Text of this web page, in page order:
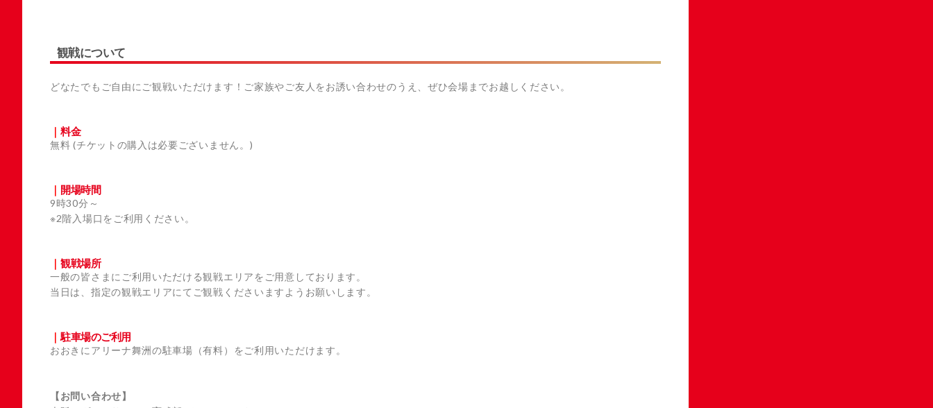
観戦について
どなたでもご自由にご観戦いただけます！ご家族やご友人をお誘い合わせのうえ、ぜひ会場までお越しください。
料金
無料 (チケットの購入は必要ございません。)
開場時間
9時30分～
※2階入場口をご利用ください。
観戦場所
一般の皆さまにご利用いただける観戦エリアをご用意しております。
当日は、指定の観戦エリアにてご観戦くださいますようお願いします。
駐車場のご利用
おおきにアリーナ舞洲の駐車場（有料）をご利用いただけます。
【お問い合わせ】